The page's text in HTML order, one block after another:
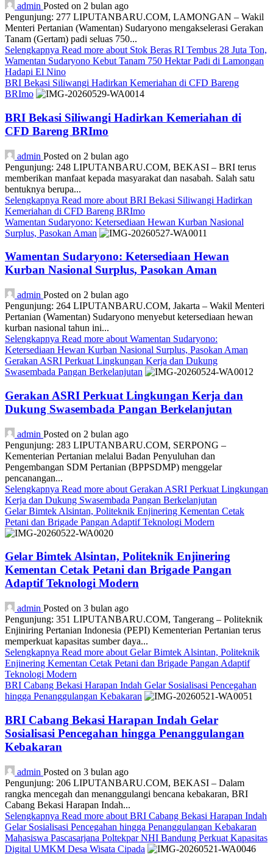
admin Posted on 2 bulan ago
Pengunjung: 277 LIPUTANBARU.COM, LAMONGAN – Wakil
Menteri Pertanian (Wamentan) Sudaryono mengakselerasi Gerakan
Tanam (Gertam) padi seluas 750...
Selengkapnya Read more about Stok Beras RI Tembus 28 Juta Ton,
Wamentan Sudaryono Kebut Tanam 750 Hektar Padi di Lamongan
Hadapi El Nino
BRI Bekasi Siliwangi Hadirkan Kemeriahan di CFD Bareng
BRImo
BRI Bekasi Siliwangi Hadirkan Kemeriahan di
CFD Bareng BRImo
admin Posted on 2 bulan ago
Pengunjung: 248 LIPUTANBARU.COM, BEKASI – BRI terus
memberikan manfaat kepada masyarakat dan nasabah. Salah satu
bentuknya berupa...
Selengkapnya Read more about BRI Bekasi Siliwangi Hadirkan
Kemeriahan di CFD Bareng BRImo
Wamentan Sudaryono: Ketersediaan Hewan Kurban Nasional
Surplus, Pasokan Aman
Wamentan Sudaryono: Ketersediaan Hewan
Kurban Nasional Surplus, Pasokan Aman
admin Posted on 2 bulan ago
Pengunjung: 264 LIPUTANBARU.COM, Jakarta – Wakil Menteri
Pertanian (Wamentan) Sudaryono menyebut ketersediaan hewan
kurban nasional tahun ini...
Selengkapnya Read more about Wamentan Sudaryono:
Ketersediaan Hewan Kurban Nasional Surplus, Pasokan Aman
Gerakan ASRI Perkuat Lingkungan Kerja dan Dukung
Swasembada Pangan Berkelanjutan
Gerakan ASRI Perkuat Lingkungan Kerja dan
Dukung Swasembada Pangan Berkelanjutan
admin Posted on 2 bulan ago
Pengunjung: 283 LIPUTANBARU.COM, SERPONG –
Kementerian Pertanian melalui Badan Penyuluhan dan
Pengembangan SDM Pertanian (BPPSDMP) menggelar
pencanangan...
Selengkapnya Read more about Gerakan ASRI Perkuat Lingkungan
Kerja dan Dukung Swasembada Pangan Berkelanjutan
Gelar Bimtek Alsintan, Politeknik Enjinering Kementan Cetak
Petani dan Brigade Pangan Adaptif Teknologi Modern
Gelar Bimtek Alsintan, Politeknik Enjinering
Kementan Cetak Petani dan Brigade Pangan
Adaptif Teknologi Modern
admin Posted on 3 bulan ago
Pengunjung: 351 LIPUTANBARU.COM, Tangerang – Politeknik
Enjiniring Pertanian Indonesia (PEPI) Kementerian Pertanian terus
memperkuat kapasitas sumber daya...
Selengkapnya Read more about Gelar Bimtek Alsintan, Politeknik
Enjinering Kementan Cetak Petani dan Brigade Pangan Adaptif
Teknologi Modern
BRI Cabang Bekasi Harapan Indah Gelar Sosialisasi Pencegahan
hingga Penanggulangan Kebakaran
BRI Cabang Bekasi Harapan Indah Gelar
Sosialisasi Pencegahan hingga Penanggulangan
Kebakaran
admin Posted on 3 bulan ago
Pengunjung: 206 LIPUTANBARU.COM, BEKASI – Dalam
rangka mencegah dan menanggulangi bencana kebakaran, BRI
Cabang Bekasi Harapan Indah...
Selengkapnya Read more about BRI Cabang Bekasi Harapan Indah
Gelar Sosialisasi Pencegahan hingga Penanggulangan Kebakaran
Mahasiswa Pascasarjana Poltekpar NHI Bandung Perkuat Kapasitas
Digital UMKM Desa Wisata Cipada